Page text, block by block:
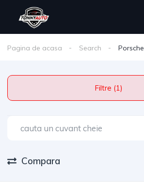
Pagina de acasa Search Porsche
Filtre (1)
Compara